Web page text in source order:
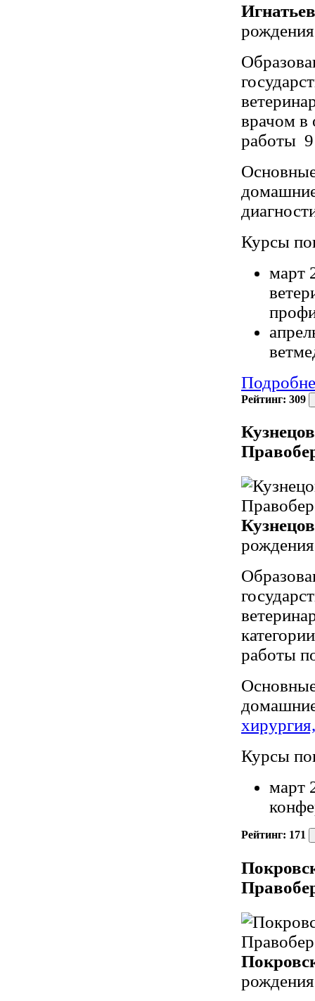
рождения
врачом в
работы
Курсы
март
Рейтинг: 309
рождения
работы
Курсы
март
Рейтинг: 171
рождения